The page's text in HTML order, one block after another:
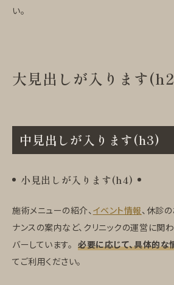
い。
大見出しが入ります
中見出しが入ります(h3)
小見出しが入ります(h4)
施術メニューの紹介、イベント情報、休診
ナンスの案内など、クリニックの運営に関
バーしています。必要に応じて、具体的な
てご利用ください。